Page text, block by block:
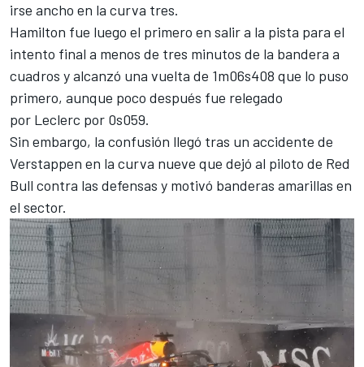
irse ancho en la curva tres.
Hamilton fue luego el primero en salir a la pista para el
intento final a menos de tres minutos de la bandera a
cuadros y alcanzó una vuelta de 1m06s408 que lo puso
primero, aunque poco después fue relegado
por Leclerc por 0s059.
Sin embargo, la confusión llegó tras un accidente de
Verstappen en la curva nueve que dejó al piloto de Red
Bull contra las defensas y motivó banderas amarillas en
el sector.